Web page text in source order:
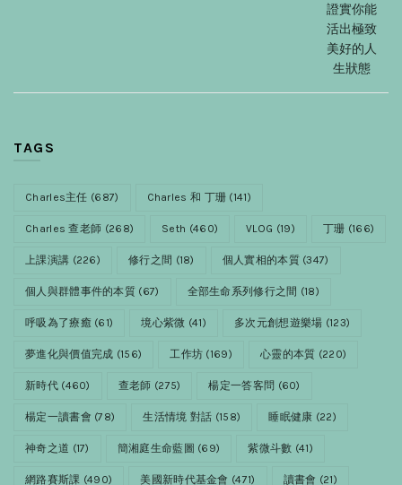
證實你能
活出極致
美好的人
生狀態
TAGS
Charles主任 (687) Charles 和 丁珊 (141)
Charles 查老師 (268) Seth (460) VLOG (19) 丁珊 (166)
上課演講 (226) 修行之間 (18) 個人實相的本質(347)
個人與群體事件的本質 (67) 全部生命系列修行之間 (18)
呼吸為了療癒 (61) 境心紫微 (41) 多次元創想遊樂場 (123)
夢進化與價值完成 (156) 工作坊 (169) 心靈的本質 (220)
新時代(460) 查老師 (275) 楊定一答客問 (60)
楊定一讀書會 (78) 生活情境 對話 (158) 睡眠健康 (22)
神奇之道 (17) 簡湘庭生命藍圖 (69) 紫微斗數 (41)
網路賽斯課 (490) 美國新時代基金會 (471) 讀書會 (21)